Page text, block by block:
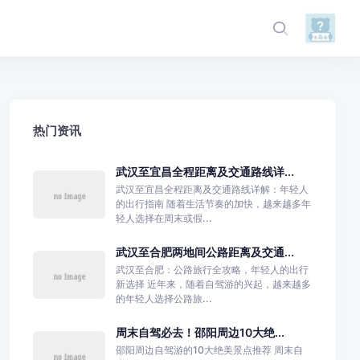
热门资讯
武汉至宜昌全程距离及交通路线详...
武汉至宜昌全程距离及交通路线详解：年轻人
的出行指南 随着生活节奏的加快，越来越多年
轻人选择在周末或假...
武汉至合肥两地间公路距离及交通...
武汉至合肥：公路旅行全攻略，年轻人的出行
新选择 近年来，随着自驾游的兴起，越来越多
的年轻人选择公路旅...
周末自驾必去！邵阳周边10大绝...
邵阳周边自驾游的10大绝美景点推荐 周末自